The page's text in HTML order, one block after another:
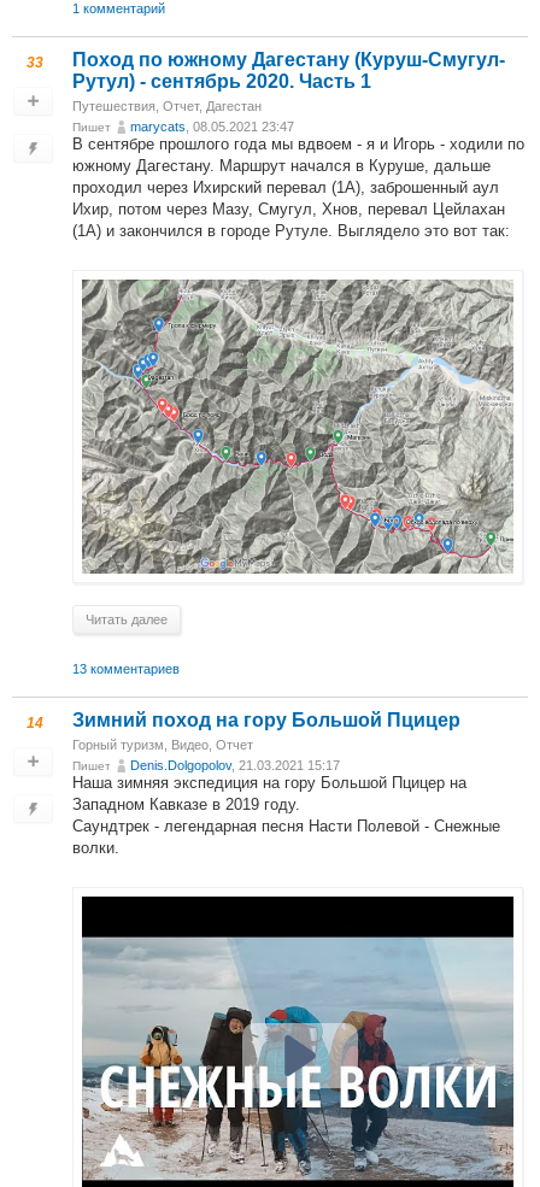
1 комментарий
33
Поход по южному Дагестану (Куруш-Смугул-
Рутул) - сентябрь 2020. Часть 1
Путешествия Отчет, Дагестан
Пишет marycats , 08.05.2021 23:47
В сентябре прошлого года мы вдвоем - я и Игорь - ходили по
южному Дагестану. Маршрут начался в Куруше, дальше
проходил через Ихирский перевал (1А), заброшенный аул
Ихир, потом через Мазу, Смугул, Хнов, перевал Цейлахан
(1А) и закончился в городе Рутуле. Выглядело это вот так:
Читать далее
13 комментариев
14 Зимний поход на гору Большой Пцицер
Горный туризм Видео Отчет
Пишет Denis.Dolgopolov, 21.03.2021 15:17
Наша зимняя экспедиция на гору Большой Пцицер на
Западном Кавказе в 2019 году.
Саундтрек - легендарная песня Насти Полевой - Снежные
волки.